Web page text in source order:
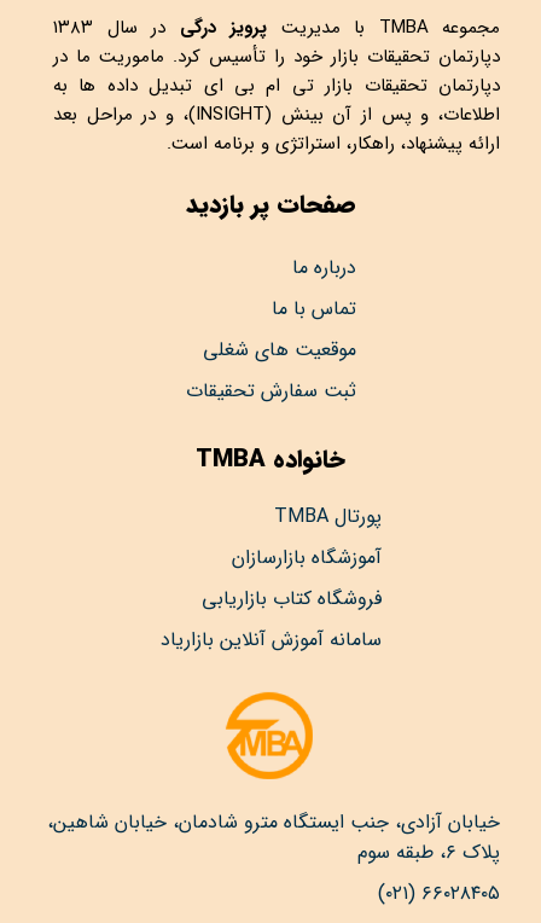
مجموعهTMBA با مدیریت پرویز درگی
در سال ۱۳۸۳
دپارتمان تحقیقات بازار خود را تأسیس کرد. ماموریت ما در
دپارتمان تحقیقات بازار تی ام بی ای تبدیل داده ها به
اطلاعات، و پس از آن بینش (INSIGHT)، و در مراحل بعد
ارائه پیشنهاد، راهکار، استراتژی و برنامه است.
صفحات پر بازدید
درباره ما
تماس با ما
موقعیت های شغلی
ثبت سفارش تحقیقات
خانواده TMBA
پورتال TMBA
آموزشگاه بازارسازان
فروشگاه کتاب بازاریابی
سامانه آموزش آنلاین بازاریاد
خیابان آزادی، جنب ایستگاه مترو شادمان، خیابان شاهین،
پلاک ۶، طبقه سوم
۶۶۰۲۸۴۰۵ (۰۲۱)